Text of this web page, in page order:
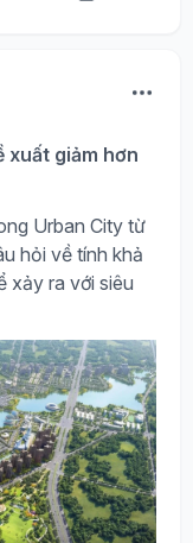
xuất giảm hơn
Urban City từ
hỏi về tính khả
xảy ra với siêu